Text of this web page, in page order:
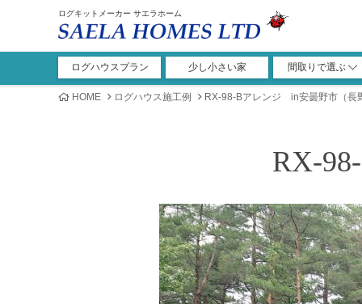
ログキットメーカー サエラホーム
ログハウスプラン 少し小さい家
間取りで選ぶ
1ROOM
1ROOM+ロフト
1LDK
1LDK+ロフト
2LDK
2LDK+ロフト
3LDK
3LDK+ロフト
4LDK
4LDK+ロフト
5LDK
ガレージ
その他
HOME
ログハウス施工例 RX-98-Bアレンジ in安曇野市（長
RX-